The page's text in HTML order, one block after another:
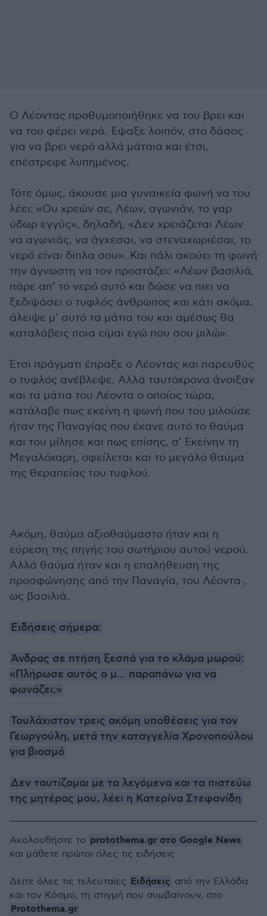
Ο Λέοντας προθυμοποιήθηκε να του βρει και
να του φέρει νερό. Έψαξε λοιπόν, στο δάσος
για να βρει νερό αλλά μάταια και έτσι,
επέστρεφε λυπημένος.
Τότε όμως, άκουσε μια γυναικεία φωνή να του
λέει: «Ου χρεών σε, Λέων, αγωνιάν, το γαρ
ύδωρ εγγύς», δηλαδή, «Δεν χρειάζεται Λέων
να αγωνιάς, να άγχεσαι, να στεναχωριέσαι, το
νερό είναι δίπλα σου». Και πάλι ακούει τη φωνή
την άγνωστη να τον προστάζει: «Λέων βασιλιά,
πάρε απ’ το νερό αυτό και δώσε να πιει να
ξεδιψάσει ο τυφλός άνθρωπος και κάτι ακόμα,
άλειψε μ’ αυτό τα μάτια του και αμέσως θα
καταλάβεις ποια είμαι εγώ που σου μιλώ».
Έτσι πράγματι έπραξε ο Λέοντας και παρευθύς
ο τυφλός ανέβλεψε. Αλλά ταυτόχρονα άνοιξαν
και τα μάτια του Λέοντα ο οποίος τώρα,
κατάλαβε πως εκείνη η φωνή που του μιλούσε
ήταν της Παναγίας που έκανε αυτό το θαύμα
και του μίλησε και πως επίσης, σ’ Εκείνην τη
Μεγαλόχαρη, οφείλεται και το μεγάλο θαύμα
της θεραπείας του τυφλού.
Ακόμη, θαύμα αξιοθαύμαστο ήταν και η
εύρεση της πηγής του σωτήριου αυτού νερού.
Αλλά θαύμα ήταν και η επαλήθευση της
προσφώνησης από την Παναγία, του Λέοντα ,
ως βασιλιά.
Ειδήσεις σήμερα:
Άνδρας σε πτήση ξεσπά για το κλάμα μωρού:
«Πλήρωσε αυτός ο μ… παραπάνω για να
φωνάζει;»
Τουλάχιστον τρεις ακόμη υποθέσεις για τον
Γεωργούλη, μετά την καταγγελία Χρονοπούλου
για βιασμό
Δεν ταυτίζομαι με τα λεγόμενα και τα πιστεύω
της μητέρας μου, λέει η Κατερίνα Στεφανίδη
Ακολουθήστε το protothema.gr στο Google News
και μάθετε πρώτοι όλες τις ειδήσεις
Δείτε όλες τις τελευταίες Ειδήσεις από την Ελλάδα
και τον Κόσμο, τη στιγμή που συμβαίνουν, στο
Protothema.gr